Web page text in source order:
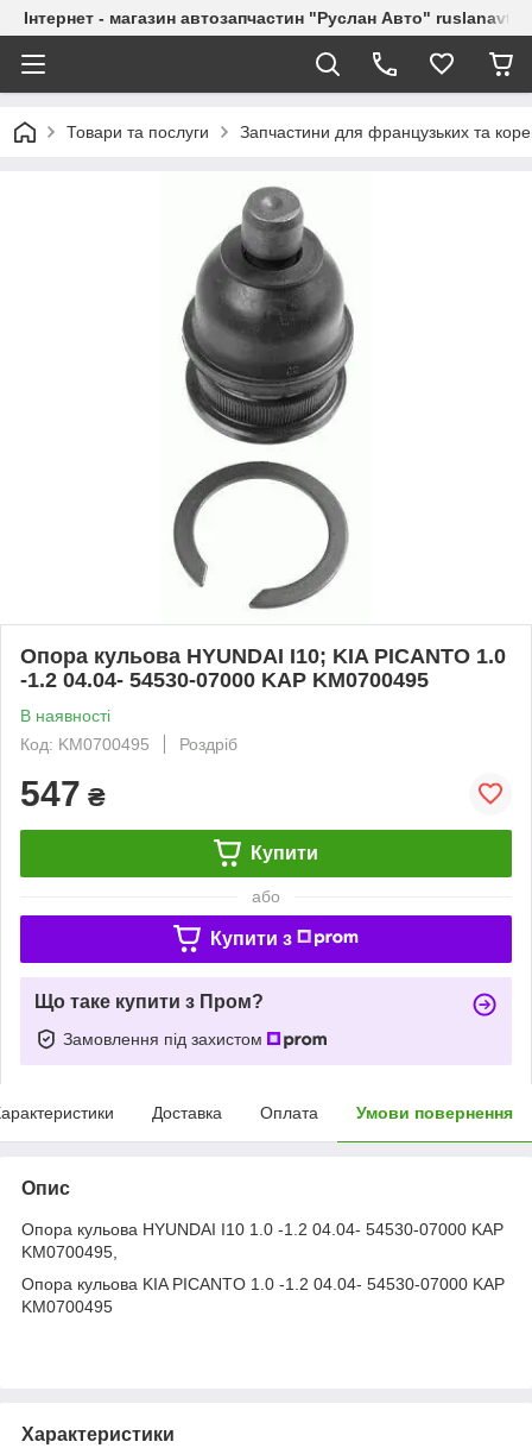
Інтернет - магазин автозапчастин "Руслан Авто"
Товари та послуги Запчастини для французьких та
Опора кульова HYUNDAI I10; KIA PICANTO 1.0
-1.2 04.04- 54530-07000 KAP KM0700495
В наявності
Код: KM0700495
Роздріб
547 ₴
Купити
або
Купити з
Що таке купити з Пром?
Замовлення під захистом
Доставка Оплата Умови повернення
Опис
Опора кульова HYUNDAI I10 1.0 -1.2 04.04- 54530-07000 KAP
KM0700495,
Опора кульова KIA PICANTO 1.0 -1.2 04.04- 54530-07000 KAP
KM0700495
Характеристики